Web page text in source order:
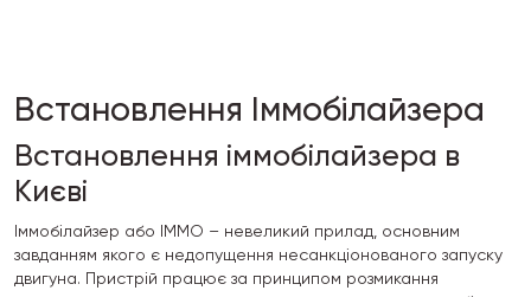
Встановлення Іммобілайзера
Встановлення іммобілайзера в
Києві
Іммобілайзер або ІММО – невеликий прилад, основним
завданням якого є недопущення несанкціонованого запуску
двигуна. Пристрій працює за принципом розмикання